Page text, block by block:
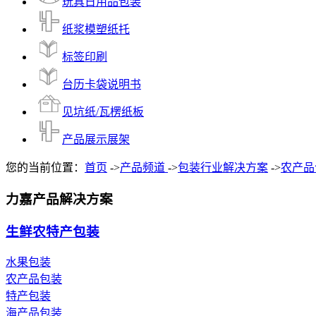
纸浆模塑纸托
标签印刷
台历卡袋说明书
见坑纸/瓦楞纸板
产品展示展架
您的当前位置： 首页 ->产品频道 ->包装行业解决方案 ->农产
力嘉产品解决方案
生鲜农特产包装
水果包装
农产品包装
特产包装
海产品包装